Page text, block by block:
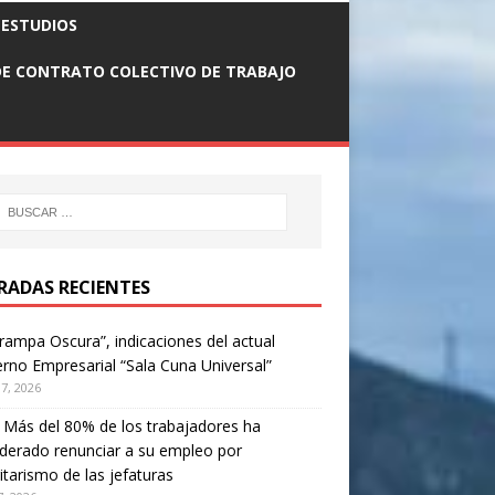
CONTRATO COLECTIVO DE TRABAJO
RECIENTES
Oscura”, indicaciones del actual
Empresarial “Sala Cuna Universal”
2026
Más del 80% de los trabajadores ha
renunciar a su empleo por
de las jefaturas